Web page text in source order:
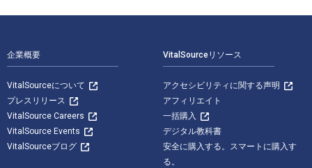
企業概要
VitalSourceについて
プレスリリース
VitalSource Careers
VitalSource Events
VitalSourceブログ
VitalSourceリソース
アクセシビリティに関する声明
アフィリエイト
一括購入
デジタル教科書
安全に購入する。スマートに購入す
る。